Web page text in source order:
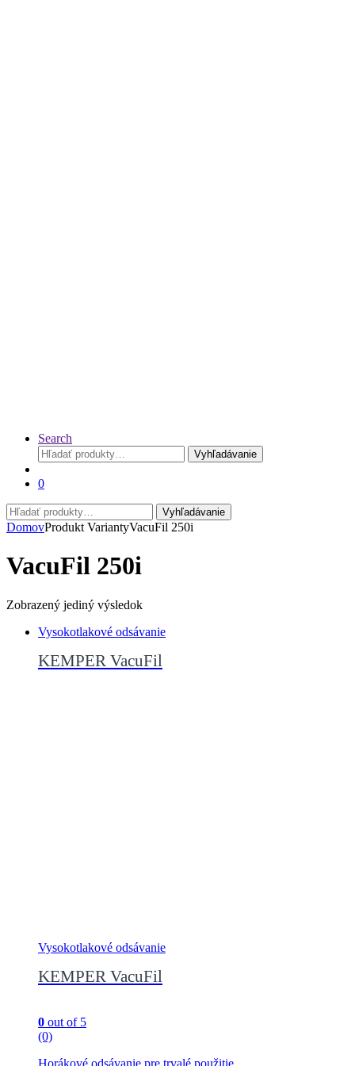
Search
Hľadať:
Vyhľadávanie
0
Hľadať:
Vyhľadávanie
DomovProdukt VariantyVacuFil 250i
VacuFil 250i
Zobrazený jediný výsledok
Vysokotlakové odsávanie
KEMPER VacuFil
Vysokotlakové odsávanie
KEMPER VacuFil
0 out of 5
(0)
Horákové odsávanie pre trvalé použitie.